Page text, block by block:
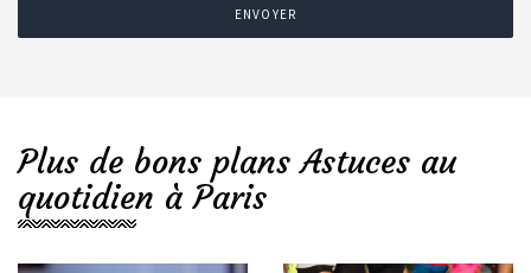
ENVOYER
Plus de bons plans Astuces au
quotidien à Paris